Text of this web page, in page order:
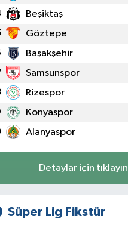
Beşiktaş
Göztepe
Başakşehir
Samsunspor
Rizespor
Konyaspor
Alanyaspor
Detaylar için tıklayın
Süper Lig Fikstür